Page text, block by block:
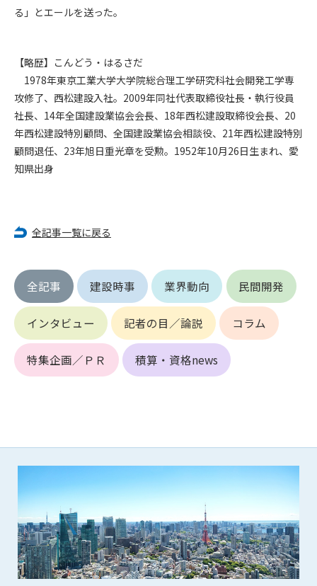
る」とエールを送った。
【略歴】こんどう・はるさだ
1978年東京工業大学大学院総合理工学研究科社会開発工学専
攻修了、西松建設入社。2009年同社代表取締役社長・執行役員
社長、14年全国建設業協会会長、18年西松建設取締役会長、20
年西松建設特別顧問、全国建設業協会相談役、21年西松建設特別
顧問退任、23年旭日重光章を受勲。1952年10月26日生まれ、愛
知県出身
全記事一覧に戻る
全記事 建設時事 業界動向 民間開発
インタビュー 記者の目／論説 コラム
特集企画／ＰＲ 積算・資格news
を、営利を目的として第三者に転売し、または転売のため
第7条（登録内容の削除）
管理者は、会員が登録した内容が以下に該当する、またはその
恐れのあるものは、会員の承諾なく削除できるものとします。
(1) 登録されている情報が、第6条の定める禁止事項に該当する
と管理者が、判断した場合
(2) 建設資料館の運営および保守管理上、必要と判断した場合
(3) 広告掲載料金の支払が遅延した場合
(4) その他、管理者が不適当と判断した場合
廃止を含み)し、本サービスの運営を中止または廃止することが
します。
第9条（会員の個人情報）
会員の氏名、住所、性別、年齢、メールアドレスその他本サー
ビスの提供に関連して管理者が知り得た会員の個人情報（以下
個人情報といいます）について、管理者は、以下の各号に該当
する場合を除き、第三者に開示または提供しないものとしま
す。
(3) 第三者および管理者の権利、財産、安全等を保護するため
第10条（免責事項）
管理者は、会員が登録した内容が以下に該当する、またはその
恐れのあるものは、会員の承諾なく削除できるものとします。
1. 管理者は、会員が本サービスを利用することにより得た情報
等（プログラムを含みます）について、その完全性、正確性